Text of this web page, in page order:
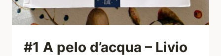
#1 A pelo d’acqua – Livio